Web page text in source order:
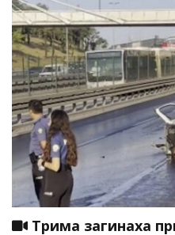
Трима загинаха